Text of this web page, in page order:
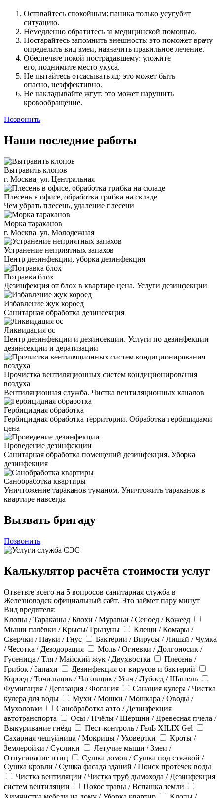
Оставайтесь спокойным: паника только усугубит
ситуацию.
Немедленно обратитесь за медицинской помощью.
Постарайтесь запомнить внешность: это поможет врачу
определить вид змеи, назначить правильное лечение.
Обеспечьте покой пострадавшему: уложите
его, поднимите место укуса.
Не пытайтесь отсасывать яд: это может быть
опасно, неэффективно.
Не накладывайте жгут: это может нарушить
кровообращение.
Позвонить
Наши последние работы
Вытравить клопов
г. Москва, ул. Центральная
Плесень в офисе, обработка грибка на складе
Чем убрать плесень, удаление плесени
Морка тараканов
г. Москва, ул. Молодежная
Устранение неприятных запахов
Центр дезинфекции, уборка дезинфекция
Потравка блох
Дезинфекция от блох в квартире цена. Услуги дезинфекции
Избавление жук короед
Санитарная обработка дезинсекция
Ликвидация ос
Центр дезинфекции и дезинсекции. Услуги по дезинфекции
дезинсекции и дератизации
Прочистка вентиляционных систем кондиционирования
воздуха
Вентиляционная служба. Чистка вентиляционных каналов
Гербицидная обработка
Гербицидная обработка территории. Обработка гербицидами
цена
Проведение дезинфекции
Санитарная обработка помещений дезинфекция. Уборка
дезинфекция
Санобработка квартиры
Уничтожение тараканов туманом. Уничтожить тараканов в
квартире навсегда
Вызвать бригаду
Позвонить
Калькулятор расчёта стоимости услуг
Ответьте всего на 5 вопросов санитарная служба в
Железноводск официальный сайт. Это займет пару минут
Вид вредителя:
Клопы / Тараканы / Блохи / Муравьи / Сеноед / Кожеед
Мыши палёвки / Крысы/ Грызуны
Клещи / Комары /
Сверчки / Пауки / Гнус
Бактерии / Вирусы / Лишай / Чумка
/ Чесотка / Дезодорация
Моль / Огневки / Долгоносик /
Гусеница / Тля / Майский жук / Двухвостка
Плесень /
Грибок / Запахи
Дезинфекция от вирусов и бактерий
Короед / Точильщик / Часовщик / Усач / Лубоед / Шашель
Фумигация / Дегазация / Фогация
Санация кулера / Чистка
кулера для воды
Мухи / Мошки / Мошкара / Оводы /
Мухоловки
Санобработка авто / Дезинфекция
автотранспорта
Осы / Пчёлы / Шершни / Древесная пчела /
Выкуривание гнёзд
Пест-контроль / ГелЬ XILIX Gel
Сахарная чешуйница / Мокрицы / Уховертки
Кроты /
Землеройки / Суслики
Летучие мыши / Змеи /
Отпугивание птиц
Сушка домов / Сушка под стяжкой /
Сушка кровли / Сушка фасада зданий / Поиск протечек воды
Чистка вентиляции / Чистка труб дымохода / Дезинфекция
систем вентиляции
Покос травы / Вспашка земли
Химчистка мебели на дому / Уборка квартир
Клопы /